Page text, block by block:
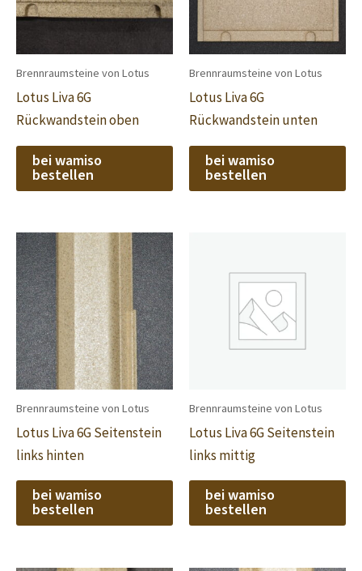
Brennraumsteine von Lotus
Lotus Liva 6G
Rückwandstein oben
bei wamiso
bestellen
Brennraumsteine von Lotus
Lotus Liva 6G
Rückwandstein unten
bei wamiso
bestellen
Brennraumsteine von Lotus
Lotus Liva 6G Seitenstein
links hinten
bei wamiso
bestellen
Brennraumsteine von Lotus
Lotus Liva 6G Seitenstein
links mittig
bei wamiso
bestellen